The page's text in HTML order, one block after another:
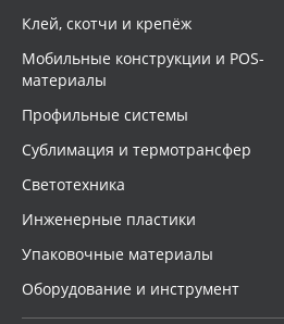
Клей, скотчи и крепёж
Мобильные конструкции и POS-
материалы
Профильные системы
Сублимация и термотрансфер
Светотехника
Инженерные пластики
Упаковочные материалы
Оборудование и инструмент